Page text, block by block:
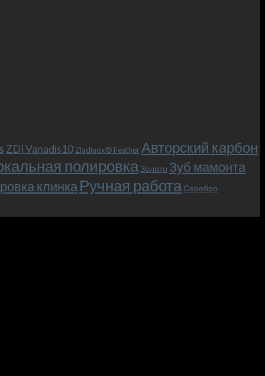
ZDI Vanadis10 Zladinox® FeatherАвторский карбон
полировка Золото Зуб мамонта
клинкаРучная работа Серебро